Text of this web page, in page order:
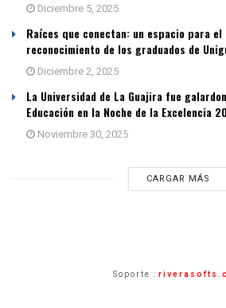
Diciembre 5, 2025
Raíces que conectan: un espacio para
reconocimiento de los graduados de
Diciembre 2, 2025
La Universidad de La Guajira fue
Educación en la Noche de la Excelencia
Noviembre 30, 2025
CARGAR MÁS
Soporte :